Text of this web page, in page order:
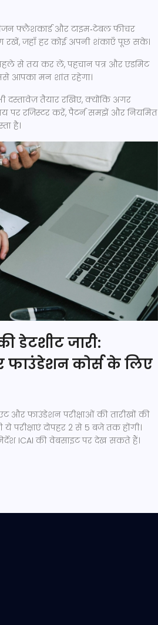
फ्लैशकार्ड और टाइम‑टेबल फीचर
रखें, जहाँ हर कोई अपनी शंकाएँ पूछ सके।
पहले से तय कर लें, पहचान पत्र और एडमिट
आपका मन शांत रहेगा।
दस्तावेज़ तैयार रखिए, क्योंकि अगर
पर रजिस्टर करें, पैटर्न समझें और नियमित
है।
डेटशीट जारी:
फाउंडेशन कोर्स के लिए
और फाउंडेशन परीक्षाओं की तारीखों की
परीक्षाएं दोपहर 2 से 5 बजे तक होंगी।
ICAI की वेबसाइट पर देख सकते हैं।